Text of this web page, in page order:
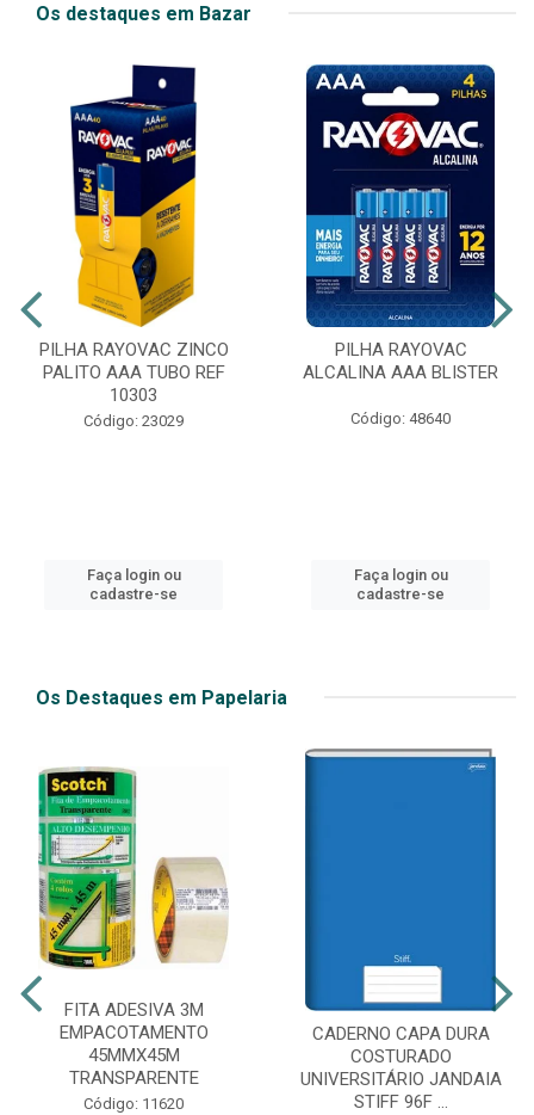
Os destaques em Bazar
PILHA RAYOVAC ZINCO
PALITO AAA TUBO REF
10303
Código: 23029
Faça login ou
cadastre-se
PILHA RAYOVAC
ALCALINA AAA BLISTER
Código: 48640
Faça login ou
cadastre-se
Os Destaques em Papelaria
FITA ADESIVA 3M
EMPACOTAMENTO
45MMX45M
TRANSPARENTE
Código: 11620
CADERNO CAPA DURA
COSTURADO
UNIVERSITÁRIO JANDAIA
STIFF 96F ...